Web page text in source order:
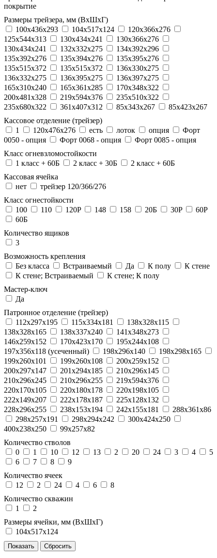
покрытие
Размеры трейзера, мм (ВхШхГ)
100x436x293
104х517х124
120x366x276
125x544x313
130x434x241
130х366х276
130х434х241
132x332x275
134x392x296
135x392x276
135x394x276
135x395x276
135x515x372
135х515х372
136x330x275
136x332x275
136x395x275
136x397x275
165x310x240
165x361x285
170x348x322
200x481x328
219x594x376
235x510x322
235x680x322
361x407x312 85x343x267
85x423x267
Кассовое отделение (трейзер)
1
120х476х276 есть лоток опция
Форт
0050 - опция
Форт 0068 - опция
Форт 0085 - опция
Класс огневзломостойкости
1 класс + 60Б
2 класс + 30Б
2 класс + 60Б
Кассовая ячейка
нет
трейзер 120/366/276
Класс огнестойкости
100
110 120P 148 158 20Б 30P
60P
60Б
Количество ящиков
3
Возможность крепления
Без класса
Встраиваемый Да К полу
К стене
К стене; Встраиваемый
К стене; К полу
Мастер-ключ
Да
Патронное отделение (трейзер)
112x297x195
115x334x181
138x328x115
138x328x165
138x337x240
141x348x273
146x259x152
170x423x170
195x244x108
197x356x118 (усеченный)
198x296x140
198x298x165
199x260x101
199x260x108
200x259x152
200x297x147
201x294x185
210x296x145
210x296x245
210x296x255
219x594x376
220x170x105
220x180x178
220x198x105
222x149x207
222x178x187
225x128x132
228x296x255
238x153x194 242x155x181
288x361x86
298x257x191
298x294x242
300x424x250
400x238x250
99x257x82
Количество стволов
0
1 10 12 13 2 20 24 3 4
5
6
7 8
9
Количество ячеек
12
2 24 4 6
8
Количество скважин
1
2
Размеры ячейки, мм (ВхШхГ)
104х517х124